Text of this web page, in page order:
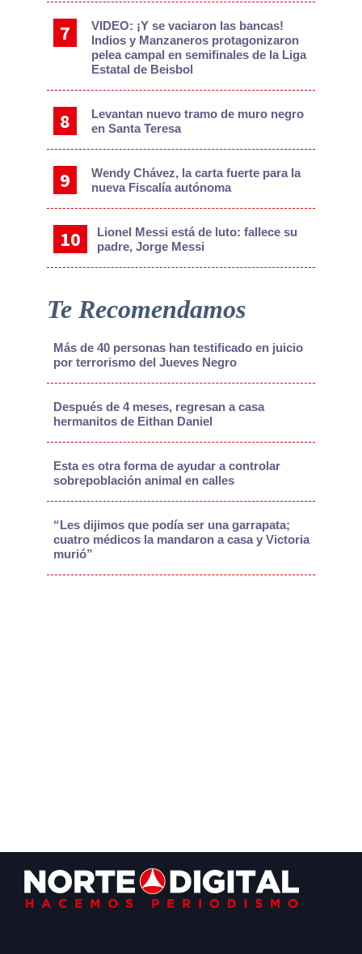
VIDEO: ¡Y se vaciaron las bancas!
Indios y Manzaneros protagonizaron
pelea campal en semifinales de la Liga
Estatal de Beisbol
Levantan nuevo tramo de muro negro
en Santa Teresa
Wendy Chávez, la carta fuerte para la
nueva Fiscalía autónoma
Lionel Messi está de luto: fallece su
padre, Jorge Messi
Te Recomendamos
Más de 40 personas han testificado en juicio
por terrorismo del Jueves Negro
Después de 4 meses, regresan a casa
hermanitos de Eithan Daniel
Esta es otra forma de ayudar a controlar
sobrepoblación animal en calles
“Les dijimos que podía ser una garrapata;
cuatro médicos la mandaron a casa y Victoria
murió”
Footer